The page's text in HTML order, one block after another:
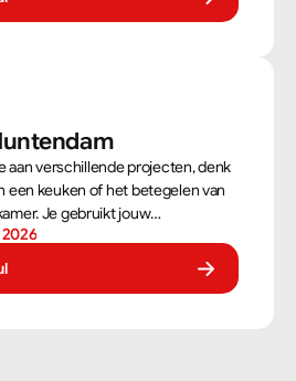
werken of in een team je steentje
aan verschillende projecten, denk
een keuken of het betegelen van
Je gebruikt jouw
perfect te plaatsen. Als
bezig met diverse taken.